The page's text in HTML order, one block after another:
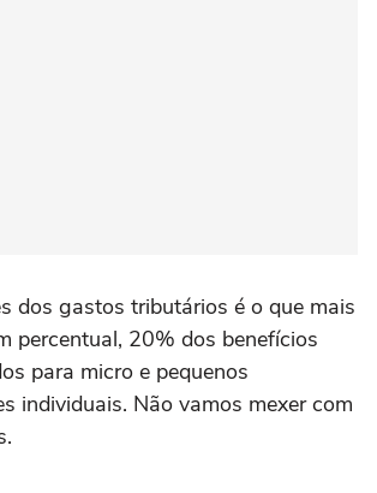
dos gastos tributários é o que mais
percentual, 20% dos benefícios
para micro e pequenos
individuais. Não vamos mexer com